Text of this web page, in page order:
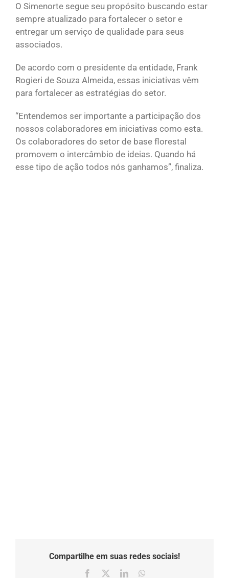
O Simenorte segue seu propósito buscando estar
sempre atualizado para fortalecer o setor e
entregar um serviço de qualidade para seus
associados.
De acordo com o presidente da entidade, Frank
Rogieri de Souza Almeida, essas iniciativas vêm
para fortalecer as estratégias do setor.
“Entendemos ser importante a participação dos
nossos colaboradores em iniciativas como esta.
Os colaboradores do setor de base florestal
promovem o intercâmbio de ideias. Quando há
esse tipo de ação todos nós ganhamos”, finaliza.
Compartilhe em suas redes sociais!
Facebook LinkedIn